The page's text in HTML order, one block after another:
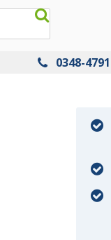
0348-